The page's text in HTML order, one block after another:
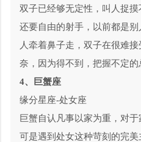
双子已经够无定性，叫人捉
还要自由的射手，以前都是
人牵着鼻子走，双子在很难
奈，因为得不到，把握不定的
4、巨蟹座
缘分星座-处女座
巨蟹自认凡事以家为重，对
可是遇到处女这种苛刻的完